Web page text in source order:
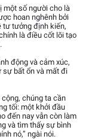
một số người cho là
hoan nghênh bởi
tư tưởng định kiến,
là điều cốt lõi tạo
động và cảm xúc,
sự bất ổn và mất đi
chúng ta cần
tối: một khởi đầu
đến nay vẫn còn làm
và tìm thấy sự bình
nó,” ngài nói.